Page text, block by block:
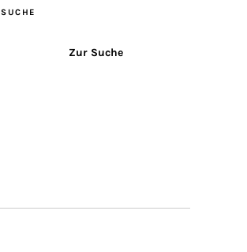
SUCHE
Zur Suche